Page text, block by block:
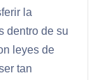
la
dentro de su
leyes de
tan